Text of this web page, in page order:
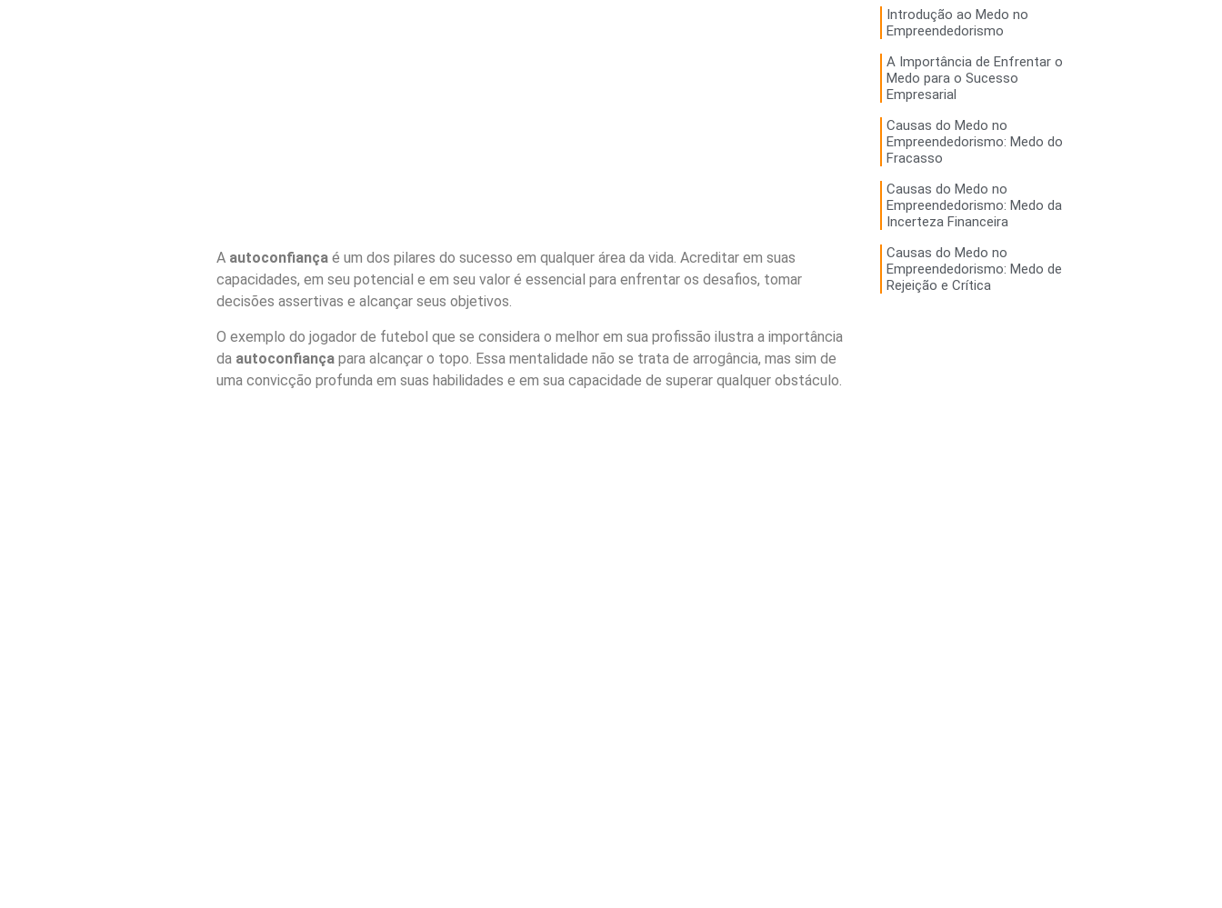
A autoconfiançaé um dos pilares do sucesso em qualquer área da vida. Acreditar em suas
capacidades, em seu potencial e em seu valor é essencial para enfrentar os desafios, tomar
decisões assertivas e alcançar seus objetivos.
O exemplo do jogador de futebol que se considera o melhor em sua profissão ilustra a importância
da autoconfiançapara alcançar o topo. Essa mentalidade não se trata de arrogância, mas sim de
uma convicção profunda em suas habilidades e em sua capacidade de superar qualquer obstáculo.
Introdução ao Medo no
Empreendedorismo
A Importância de Enfrentar o
Medo para o Sucesso
Empresarial
Causas do Medo no
Empreendedorismo: Medo do
Fracasso
Causas do Medo no
Empreendedorismo: Medo da
Incerteza Financeira
Causas do Medo no
Empreendedorismo: Medo de
Rejeição e Crítica